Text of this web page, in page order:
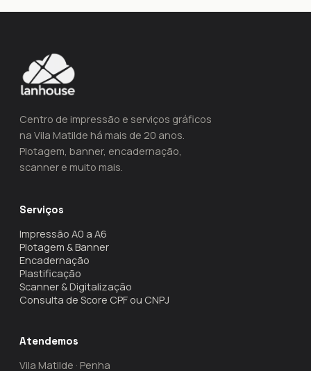
Centro de impressão e serviços gráficos
na Vila Matilde há mais de 20 anos.
Plotagem, banner, encadernação,
scanner e muito mais.
Serviços
Impressão A0 a A6
Plotagem & Banner
Encadernação
Plastificação
Scanner & Digitalização
Consulta de Score CPF ou CNPJ
Atendemos
Vila Matilde · Penha